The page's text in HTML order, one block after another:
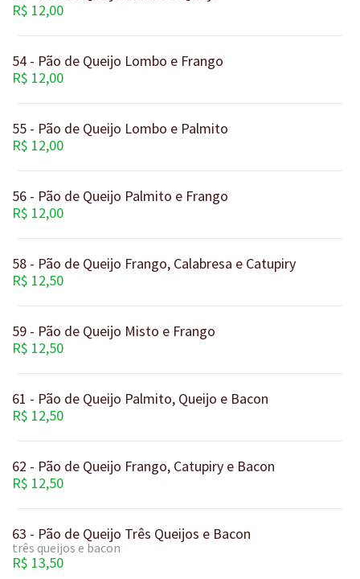
R$ 12,00
54 - Pão de Queijo Lombo e Frango
R$ 12,00
55 - Pão de Queijo Lombo e Palmito
R$ 12,00
56 - Pão de Queijo Palmito e Frango
R$ 12,00
58 - Pão de Queijo Frango, Calabresa e Catupiry
R$ 12,50
59 - Pão de Queijo Misto e Frango
R$ 12,50
61 - Pão de Queijo Palmito, Queijo e Bacon
R$ 12,50
62 - Pão de Queijo Frango, Catupiry e Bacon
R$ 12,50
63 - Pão de Queijo Três Queijos e Bacon
três queijos e bacon
R$ 13,50